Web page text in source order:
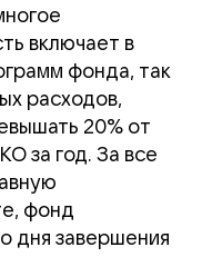
включает в
фонда, так
расходов,
20% от
за год. За все
фонд
дня завершения